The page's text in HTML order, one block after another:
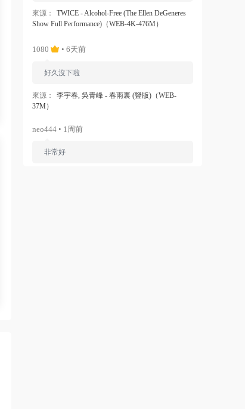
來源：
TWICE - Alcohol-Free (The Ellen DeGeneres
Show Full Performance)（WEB-4K-476M）
1080 • 6天前
好久沒下啦
來源：
李宇春, 吳青峰 - 春雨裏 (豎版)（WEB-
37M）
neo444 • 1周前
非常好